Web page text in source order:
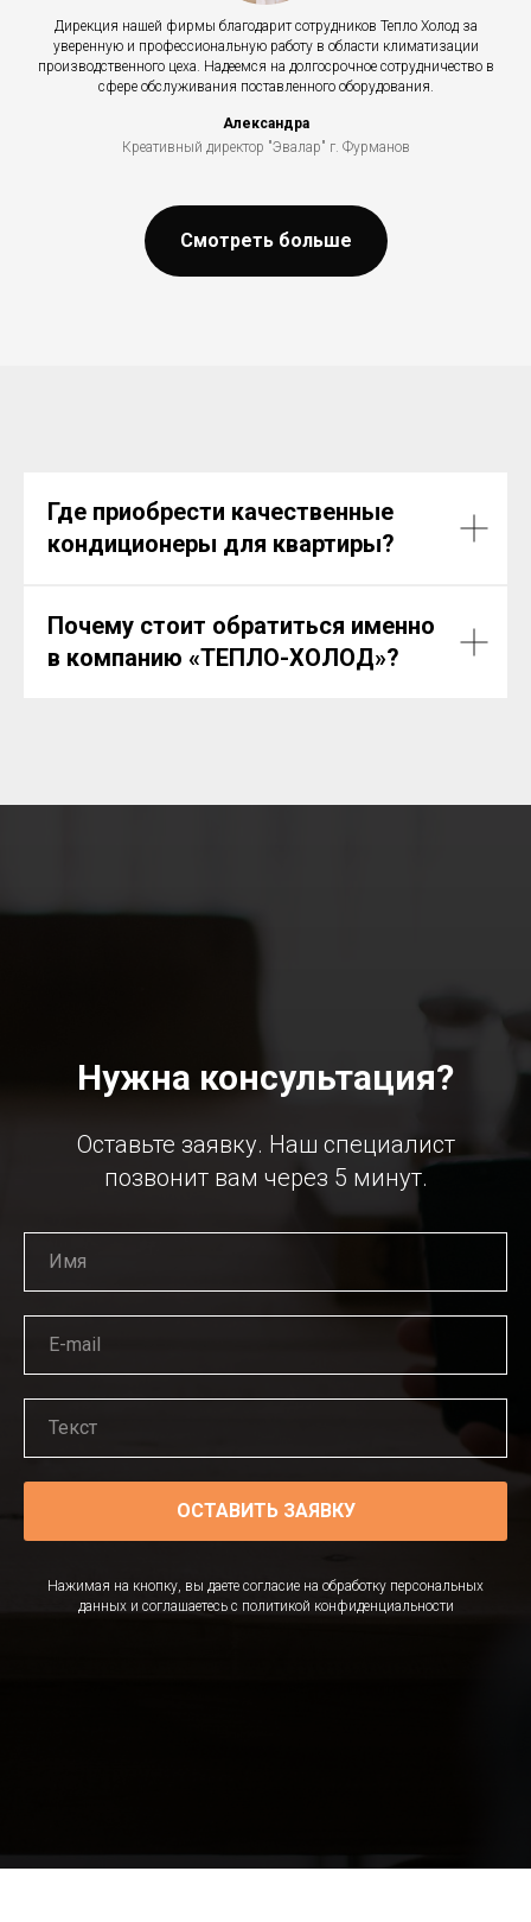
Дирекция нашей фирмы благодарит сотрудников Тепло Холод за
уверенную и профессиональную работу в области климатизации
производственного цеха. Надеемся на долгосрочное сотрудничество в
сфере обслуживания поставленного оборудования.
Александра
Креативный директор "Эвалар" г. Фурманов
Смотреть больше
Где приобрести качественные
кондиционеры для квартиры?
Почему стоит обратиться именно
в компанию «ТЕПЛО-ХОЛОД»?
Нужна консультация?
Оставьте заявку. Наш специалист
позвонит вам через 5 минут.
ОСТАВИТЬ ЗАЯВКУ
Нажимая на кнопку, вы даете согласие на обработку персональных
данных и соглашаетесь c политикой конфиденциальности